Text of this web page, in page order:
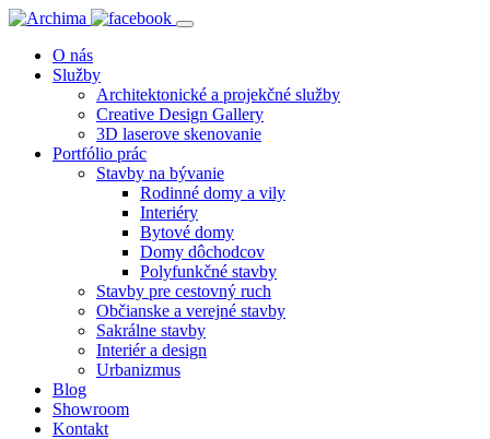
O nás
Služby
Architektonické a projekčné služby
Creative Design Gallery
3D laserove skenovanie
Portfólio prác
Stavby na bývanie
Rodinné domy a vily
Interiéry
Bytové domy
Domy dôchodcov
Polyfunkčné stavby
Stavby pre cestovný ruch
Občianske a verejné stavby
Sakrálne stavby
Interiér a design
Urbanizmus
Blog
Showroom
Kontakt